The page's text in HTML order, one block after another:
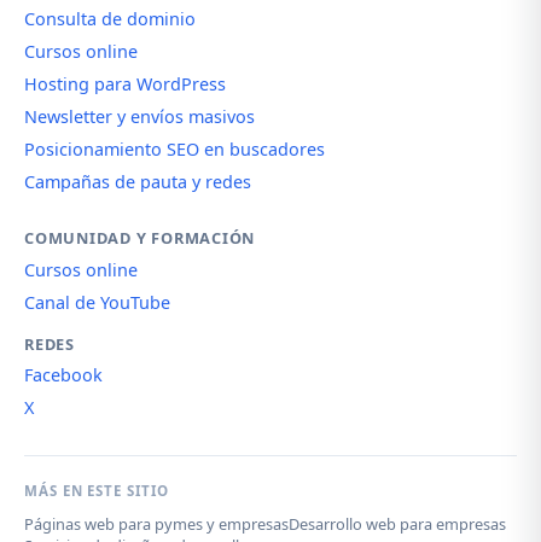
Consulta de dominio
Cursos online
Hosting para WordPress
Newsletter y envíos masivos
Posicionamiento SEO en buscadores
Campañas de pauta y redes
COMUNIDAD Y FORMACIÓN
Cursos online
Canal de YouTube
REDES
Facebook
X
MÁS EN ESTE SITIO
Páginas web para pymes y empresasDesarrollo web para empresas